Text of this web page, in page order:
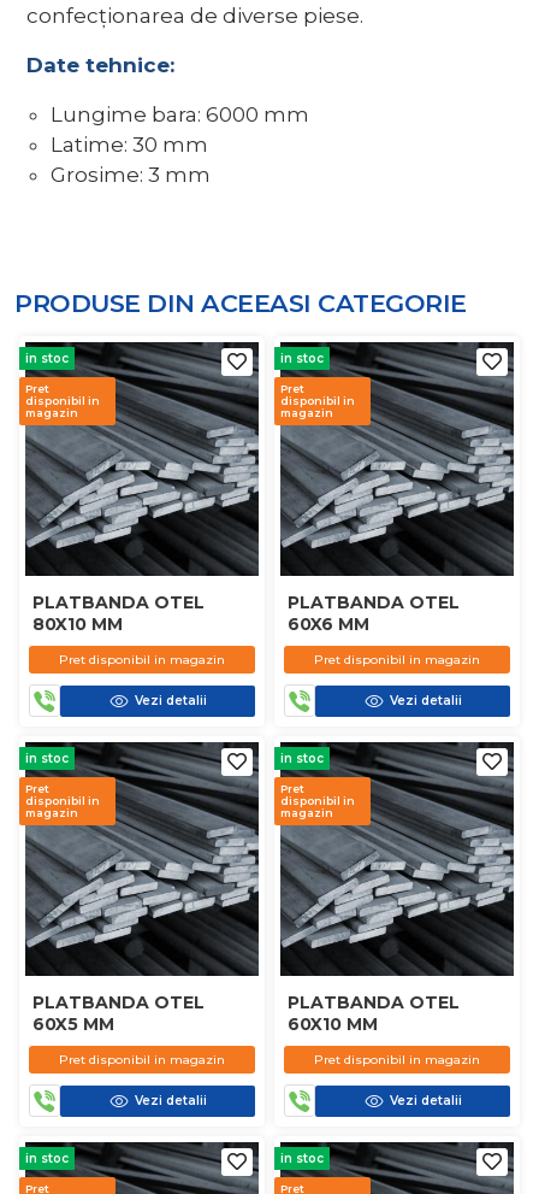
confecționarea de diverse piese.
Date tehnice:
Lungime bara: 6000 mm
Latime: 30 mm
Grosime: 3 mm
PRODUSE DIN ACEEASI CATEGORIE
in stoc
Pret
disponibil in
magazin
PLATBANDA OTEL
80X10 MM
Pret disponibil in magazin
Vezi detalii
in stoc
Pret
disponibil in
magazin
PLATBANDA OTEL
60X6 MM
Pret disponibil in magazin
Vezi detalii
in stoc
Pret
disponibil in
magazin
PLATBANDA OTEL
60X5 MM
Pret disponibil in magazin
Vezi detalii
in stoc
Pret
disponibil in
magazin
PLATBANDA OTEL
60X10 MM
Pret disponibil in magazin
Vezi detalii
in stoc
Pret
in stoc
Pret